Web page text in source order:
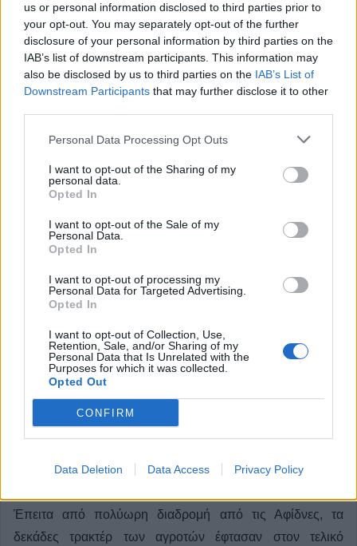
us or personal information disclosed to third parties prior to
your opt-out. You may separately opt-out of the further
disclosure of your personal information by third parties on the
IAB’s list of downstream participants. This information may
also be disclosed by us to third parties on the IAB’s List of
Downstream Participants that may further disclose it to other
Personal Data Processing Opt Outs
I want to opt-out of the Sharing of my
personal data.
Opted In
I want to opt-out of the Sale of my
Personal Data.
Opted In
I want to opt-out of processing my
Personal Data for Targeted Advertising.
Opted In
I want to opt-out of Collection, Use,
Retention, Sale, and/or Sharing of my
Personal Data that Is Unrelated with the
Purposes for which it was collected.
Opted Out
CONFIRM
Data Deletion Data Access Privacy Policy
Λούτσα: Νεκρός 15χρονος σε τροχαίο
που οδηγούσε συνομήλικός του
Την τελευταία του πνοή άφησε ένας 15χρονος το
Κατηγορία Κοινωνικές - Αστυνομικές
Στο Σύνταγμα με τρακτέρ έφθασαν οι
αγρότες (+Φωτο)
Έπειτα από πολύωρη διαδρομή από τις Αφίδνες, τα
δεκάδες τρακτέρ των αγροτών έφτασαν στον τελικό